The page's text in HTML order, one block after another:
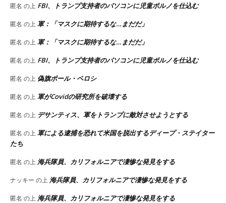
匿名 の上 FBI、トランプ支持者のパソコンに児童ポルノを仕込む
匿名 の上 軍：「マスクに期待するな…まだだ」
匿名 の上 軍：「マスクに期待するな…まだだ」
匿名 の上 FBI、トランプ支持者のパソコンに児童ポルノを仕込む
匿名 の上 偽旗ポール・ペロシ
匿名 の上 軍がCovidの研究所を破壊する
匿名 の上 デサンティス、軍をトランプに敵対させようとする
匿名 の上 軍による逮捕を恐れて米国を脱出するディープ・ステイター
たち
匿名 の上 海兵隊員、カリフォルニアで凄惨な発見をする
ナッキー の上 海兵隊員、カリフォルニアで凄惨な発見をする
匿名 の上 海兵隊員、カリフォルニアで凄惨な発見をする